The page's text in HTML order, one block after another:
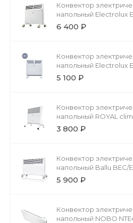
Конвектор
напольный Electrolux
6 400 ₽
Конвектор
напольный Electrolux
5 100 ₽
Конвектор
напольный ROYAL
3 800 ₽
Конвектор
напольный Ballu BEC/
5 900 ₽
Конвектор
напольный NOBO